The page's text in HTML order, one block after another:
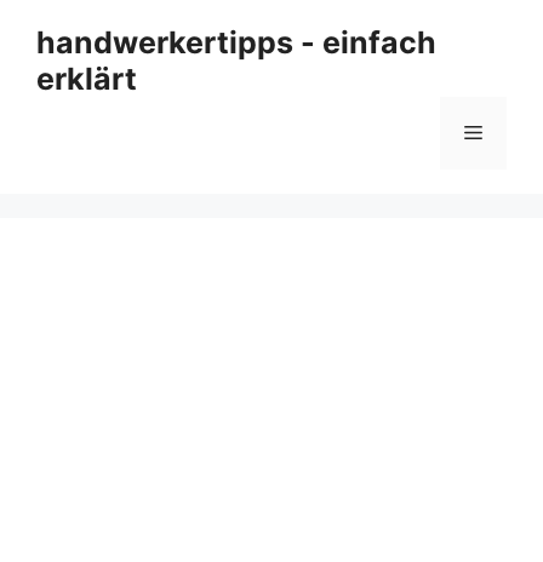
Inhalt
springen
handwerkertipps - einfach
erklärt
Menü